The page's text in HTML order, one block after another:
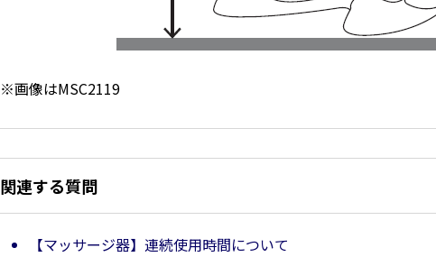
※画像はMSC2119
関連する質問
【マッサージ器】連続使用時間について